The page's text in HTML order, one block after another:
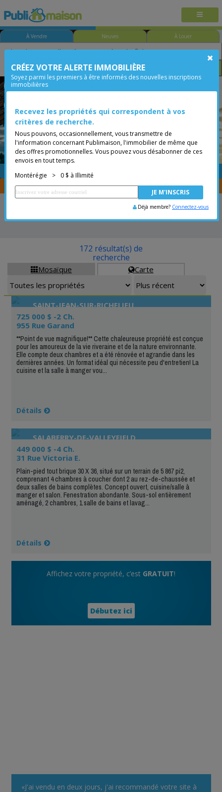
À Vendre Neuves À Louer
Chambre Prix
Saint-Stanislas-de-Kostka
Placer une annonce
Vous êtes courtier, transférer vos propriétés avecCENTRIS
Mosaïque Carte
172 résultat(s) de
recherche
SAINT-JEAN-SUR-RICHELIEU
725 000 $ -2 Ch.
955 Rue Garand
**Point de vue magnifique!** Cette chaleureuse propriété est conçue
pour les amoureux de la vie riveraine et de la nature environnante.
Elle compte deux chambres et a été rénovée et agrandie dans les
dernières années. Un format idéal qui nécessite peu d'entretien! La
cuisine et la salle à manger vou...
Détails
SALABERRY-DE-VALLEYFIELD
449 000 $ -4 Ch.
31 Rue Victoria E.
Plain-pied tout brique 30 X 36, situé sur un terrain de 5 867 pi2,
comprenant 4 chambres à coucher dont 2 au rez-de-chaussée et
deux salles de bains complètes. Concept ouvert, cuisine/salle à
manger et salon. Fenestration abondante. Sous-sol entièrement
aménagé, 2 chambres, 1 salle de bains et lavag...
Détails
Affichez votre propriété, c’est GRATUIT!
Débutez ici
«J'ai vendu en deux jours, j'ai recommandé votre site à
CRÉEZ VOTRE ALERTE IMMOBILIÈRE
Soyez parmi les premiers à être informés des nouvelles inscriptions
immobilières
Recevez les propriétés qui correspondent à vos
critères de recherche.
Nous pouvons, occasionnellement, vous transmettre de
l'information concernant Publimaison, l'immobilier de même que
des offres promotionnelles. Vous pouvez vous désabonner de ces
envois en tout temps.
Montérégie
> 0 $ à Illimité
Déjà membre? Connectez-vous